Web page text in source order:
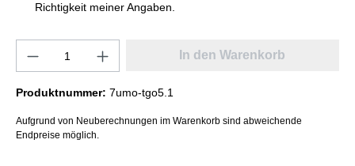
Richtigkeit meiner Angaben.
In den Warenkorb
Produktnummer: 7umo-tgo5.1
Aufgrund von Neuberechnungen im Warenkorb sind abweichende
Endpreise möglich.